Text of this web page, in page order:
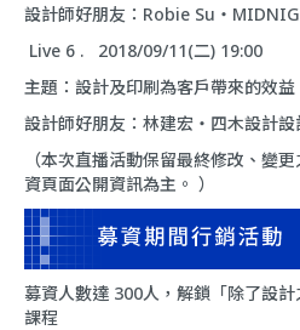
設計師好朋友：Robie Su・
Live 6 . 2018/09/11(二) 19:00
主題：設計及印刷為客戶帶來的效益
設計師好朋友：林建宏・四木設計設
（本次直播活動保留最終修改、變
資頁面公開資訊為主。 ）
募資人數達 300人，解鎖「除了設計
課程